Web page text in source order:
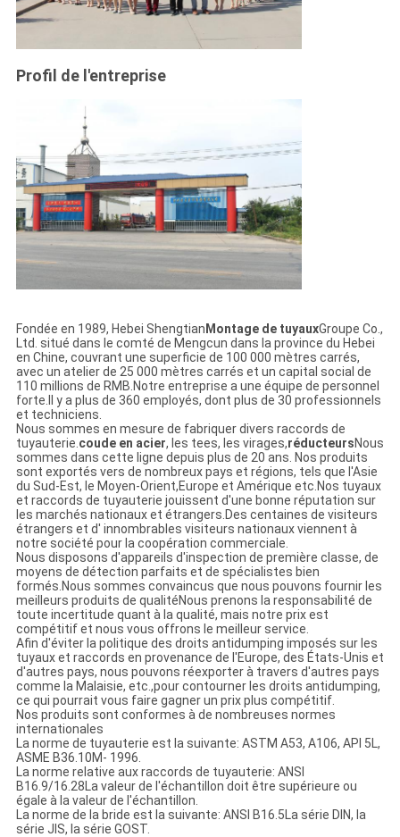
Profil de l'entreprise
Fondée en 1989, Hebei Shengtian Montage de tuyauxGroupe Co.,
Ltd. situé dans le comté de Mengcun dans la province du Hebei
en Chine, couvrant une superficie de 100 000 mètres carrés,
avec un atelier de 25 000 mètres carrés et un capital social de
110 millions de RMB.Notre entreprise a une équipe de personnel
forte.Il y a plus de 360 employés, dont plus de 30 professionnels
et techniciens.
Nous sommes en mesure de fabriquer divers raccords de
tuyauterie. coude en acier, les tees, les virages,réducteursNous
sommes dans cette ligne depuis plus de 20 ans. Nos produits
sont exportés vers de nombreux pays et régions, tels que l'Asie
du Sud-Est, le Moyen-Orient,Europe et Amérique etc.Nos tuyaux
et raccords de tuyauterie jouissent d'une bonne réputation sur
les marchés nationaux et étrangers.Des centaines de visiteurs
étrangers et d' innombrables visiteurs nationaux viennent à
notre société pour la coopération commerciale.
Nous disposons d'appareils d'inspection de première classe, de
moyens de détection parfaits et de spécialistes bien
formés.Nous sommes convaincus que nous pouvons fournir les
meilleurs produits de qualitéNous prenons la responsabilité de
toute incertitude quant à la qualité, mais notre prix est
compétitif et nous vous offrons le meilleur service.
Afin d'éviter la politique des droits antidumping imposés sur les
tuyaux et raccords en provenance de l'Europe, des États-Unis et
d'autres pays, nous pouvons réexporter à travers d'autres pays
comme la Malaisie, etc.,pour contourner les droits antidumping,
ce qui pourrait vous faire gagner un prix plus compétitif.
Nos produits sont conformes à de nombreuses normes
internationales
La norme de tuyauterie est la suivante: ASTM A53, A106, API 5L,
ASME B36.10M- 1996.
La norme relative aux raccords de tuyauterie: ANSI
B16.9/16.28La valeur de l'échantillon doit être supérieure ou
égale à la valeur de l'échantillon.
La norme de la bride est la suivante: ANSI B16.5La série DIN, la
série JIS, la série GOST.